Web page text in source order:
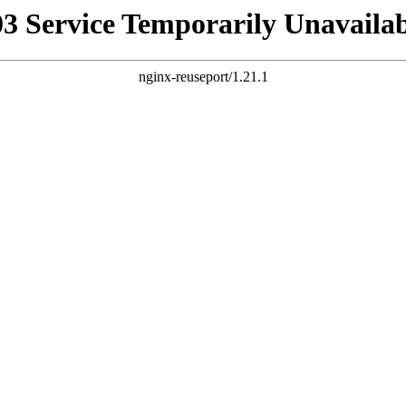
Service Temporarily
nginx-reuseport/1.21.1